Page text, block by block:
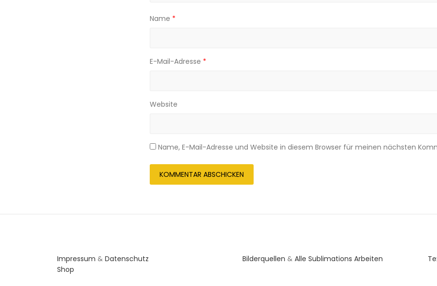
Name *
E-Mail-Adresse *
Website
Name, E-Mail-Adresse und Website in diesem Browser für meinen nächsten
Impressum & Datenschutz
Shop
Bilderquellen & Alle Sublimations Arbeiten